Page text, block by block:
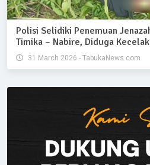
Polisi Selidiki Penemuan
Timika – Nabire, Diduga
31 March 2026 - TabukaNews.com